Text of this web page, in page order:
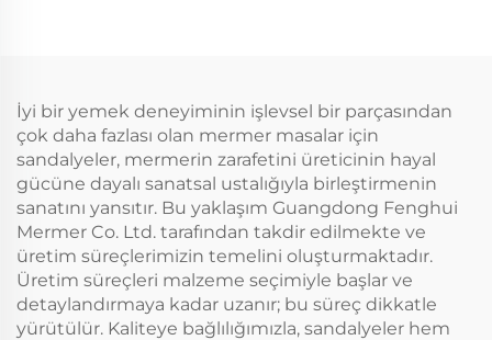
İyi bir yemek deneyiminin işlevsel bir parçasından
çok daha fazlası olan mermer masalar için
sandalyeler, mermerin zarafetini üreticinin hayal
gücüne dayalı sanatsal ustalığıyla birleştirmenin
sanatını yansıtır. Bu yaklaşım Guangdong Fenghui
Mermer Co. Ltd. tarafından takdir edilmekte ve
üretim süreçlerimizin temelini oluşturmaktadır.
Üretim süreçleri malzeme seçimiyle başlar ve
detaylandırmaya kadar uzanır; bu süreç dikkatle
yürütülür. Kaliteye bağlılığımızla, sandalyeler hem